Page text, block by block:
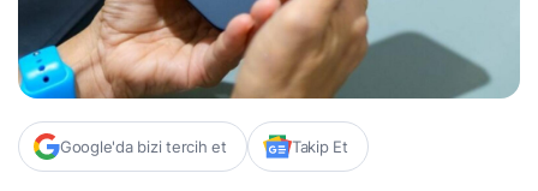
Google'da bizi tercih et Takip Et